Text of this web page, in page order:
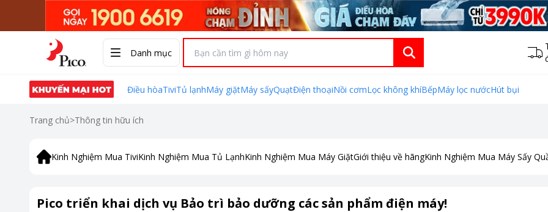
Danh mục
Điều hòaTiviTủ lạnhMáy giặtMáy sấyQuạtĐiện thoạiNồi cơmLọc không khíBếpMáy lọc nướcHút bụi
Trang chủ>Thông tin hữu ích
Kinh Nghiệm Mua TiviKinh Nghiệm Mua Tủ LạnhKinh Nghiệm Mua Máy GiặtGiới thiệu về hãngKinh Nghiệm Mua Máy Sấy
Pico triển khai dịch vụ Bảo trì bảo dưỡng các sản phẩm điện máy!